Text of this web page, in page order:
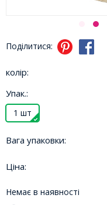
Поділитися:
колір:
Упак.:
1 шт
Вага упаковки:
Ціна:
Немає в наявності